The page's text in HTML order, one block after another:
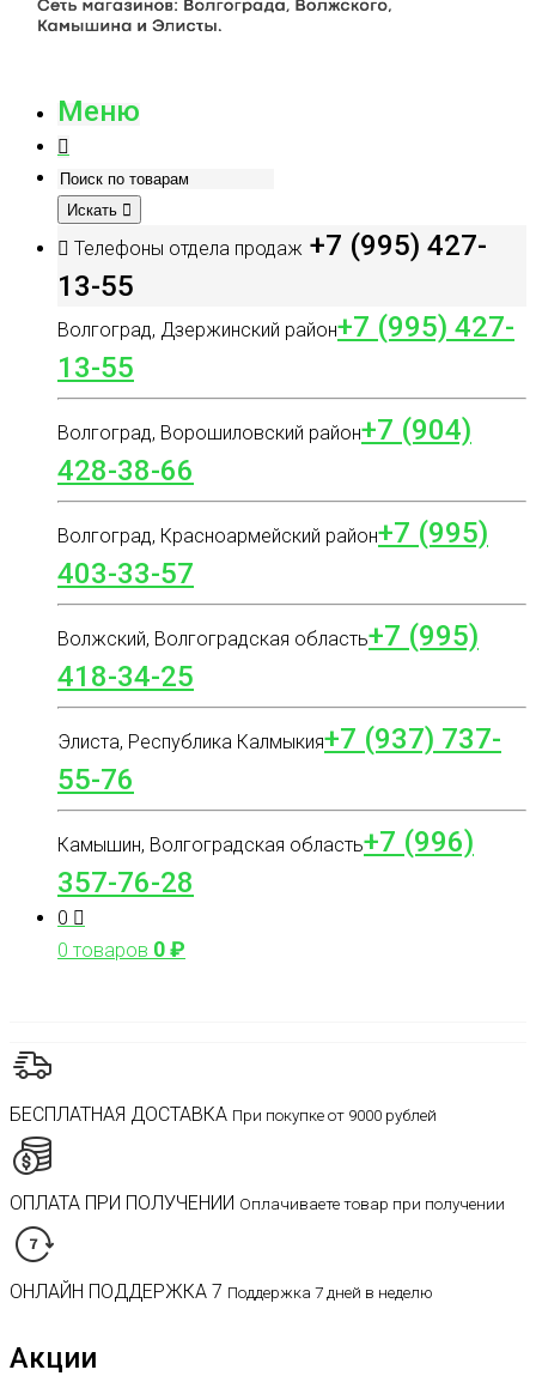
Меню
Искать
Телефоны отдела продаж +7 (995) 427-
13-55
Волгоград, Дзержинский район+7 (995) 427-
13-55
Волгоград, Ворошиловский район+7 (904)
428-38-66
Волгоград, Красноармейский район+7 (995)
403-33-57
Волжский, Волгоградская область+7 (995)
418-34-25
Элиста, Республика Калмыкия+7 (937) 737-
55-76
Камышин, Волгоградская область+7 (996)
357-76-28
0
0 товаров 0₽
БЕСПЛАТНАЯ ДОСТАВКА При покупке от 9000 рублей
ОПЛАТА ПРИ ПОЛУЧЕНИИ Оплачиваете товар при получении
ОНЛАЙН ПОДДЕРЖКА 7 Поддержка 7 дней в неделю
Акции